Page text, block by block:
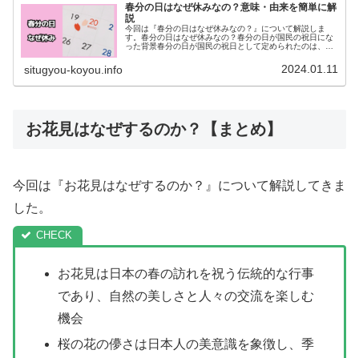
春分の日はなぜ休みなの？意味・由来を簡単に解
説
今回は『春分の日はなぜ休みなの？』について解説しま
す。春分の日はなぜ休みなの？春分の日が国民の祝日にな
った背景春分の日が国民の祝日として定められたのは、国
situgyou-koyou.info 2024.01.11
お花見はなぜするのか？【まとめ】
今回は『お花見はなぜするのか？』について解説してきま
した。
お花見は日本の春の訪れを祝う伝統的な行事
であり、自然の美しさと人々の交流を楽しむ
機会
桜の花の儚さは日本人の美意識を象徴し、季